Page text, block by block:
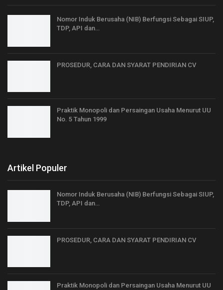
Nomor Induk Berusaha (NIB) Berfungsi Sebagai SIUP,
TDP, API dan…
PROSEDUR, CARA DAN SYARAT PENDIRIAN CV
Praktik Monopoli dan Persaingan Usaha Menurut UU
No. 5 Tahun 1999
Artikel Populer
Nomor Induk Berusaha (NIB) Berfungsi Sebagai SIUP,
TDP, API dan…
PROSEDUR, CARA DAN SYARAT PENDIRIAN CV
Praktik Monopoli dan Persaingan Usaha Menurut UU